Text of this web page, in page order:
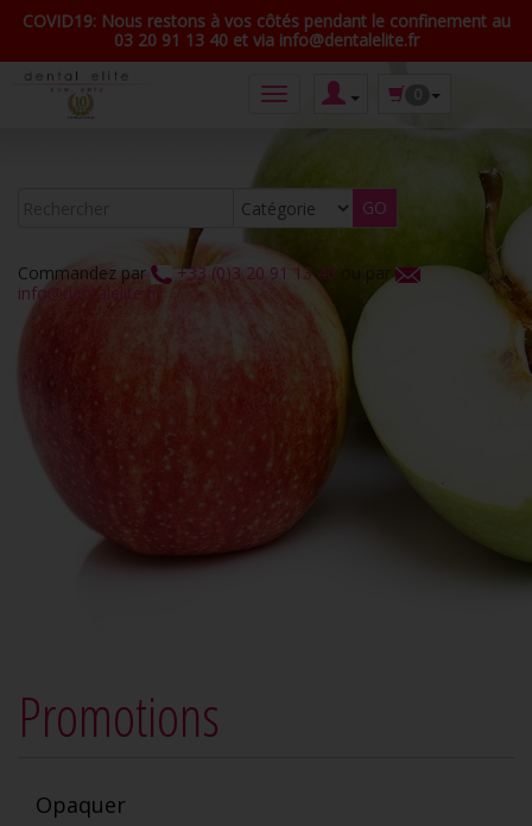
COVID19: Nous restons à vos côtés pendant le confinement au
03 20 91 13 40 et via info@dentalelite.fr
Commandez par +33 (0)3 20 91 13 40 ou par
info@dentalelite.fr
Promotions
Opaquer